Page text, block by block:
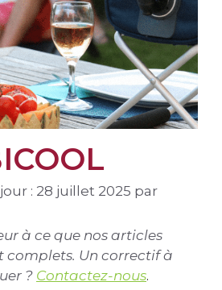
: 28 juillet 2025 par
à ce que nos articles
complets. Un correctif à
? Contactez-nous.